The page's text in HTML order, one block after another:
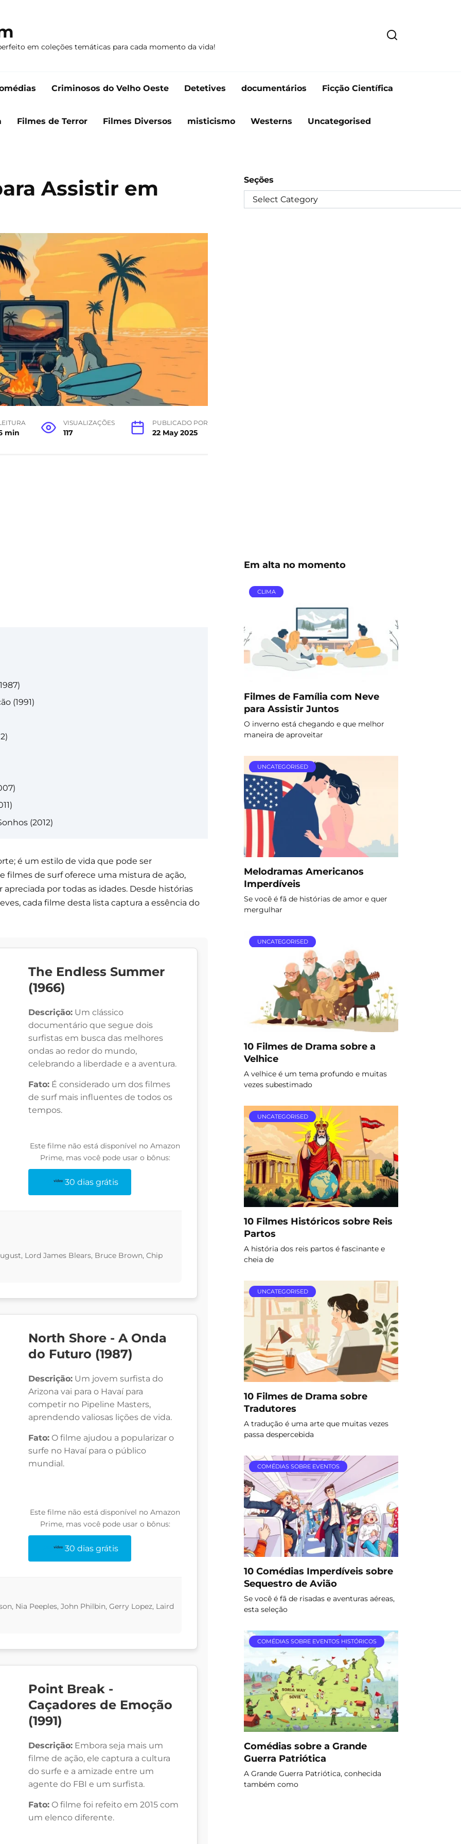
em coleções temáticas para cada momento da vida!
Criminosos do Velho Oeste Detetives documentários Ficção Científica
Filmes de Terror Filmes Diversos misticismo Westerns Uncategorised
Assistir em
min
VISUALIZAÇÕES
117
PUBLICADO POR
22 May 2025
(1991)
(2012)
é um estilo de vida que pode ser
filmes de surf oferece uma mistura de ação,
por todas as idades. Desde histórias
cada filme desta lista captura a essência do
The Endless Summer
(1966)
Descrição: Um clássico
documentário que segue dois
surfistas em busca das melhores
ondas ao redor do mundo,
celebrando a liberdade e a aventura.
Fato: É considerado um dos filmes
de surf mais influentes de todos os
tempos.
Este filme não está disponível no Amazon
Prime, mas você pode usar o bônus:
30 dias grátis
Lord James Blears, Bruce Brown, Chip
North Shore - A Onda
do Futuro (1987)
Descrição: Um jovem surfista do
Arizona vai para o Havaí para
competir no Pipeline Masters,
aprendendo valiosas lições de vida.
Fato: O filme ajudou a popularizar o
surfe no Havaí para o público
mundial.
Este filme não está disponível no Amazon
Prime, mas você pode usar o bônus:
30 dias grátis
Nia Peeples, John Philbin, Gerry Lopez, Laird
Point Break -
Caçadores de Emoção
(1991)
Descrição: Embora seja mais um
filme de ação, ele captura a cultura
do surfe e a amizade entre um
agente do FBI e um surfista.
Fato: O filme foi refeito em 2015 com
um elenco diferente.
Seções
Em alta no momento
CLIMA
Filmes de Família com Neve
para Assistir Juntos
O inverno está chegando e que melhor
maneira de aproveitar
UNCATEGORISED
Melodramas Americanos
Imperdíveis
Se você é fã de histórias de amor e quer
mergulhar
UNCATEGORISED
10 Filmes de Drama sobre a
Velhice
A velhice é um tema profundo e muitas
vezes subestimado
UNCATEGORISED
10 Filmes Históricos sobre Reis
Partos
A história dos reis partos é fascinante e
cheia de
UNCATEGORISED
10 Filmes de Drama sobre
Tradutores
A tradução é uma arte que muitas vezes
passa despercebida
COMÉDIAS SOBRE EVENTOS
10 Comédias Imperdíveis sobre
Sequestro de Avião
Se você é fã de risadas e aventuras aéreas,
esta seleção
COMÉDIAS SOBRE EVENTOS HISTÓRICOS
Comédias sobre a Grande
Guerra Patriótica
A Grande Guerra Patriótica, conhecida
também como